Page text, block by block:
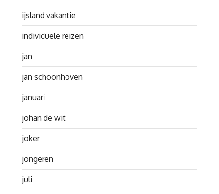
ijsland vakantie
individuele reizen
jan
jan schoonhoven
januari
johan de wit
joker
jongeren
juli